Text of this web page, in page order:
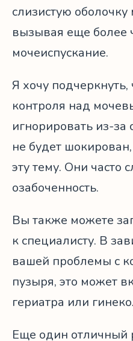
слизистую
вызывая еще более
мочеиспускание.
Я хочу
контроля над
игнорировать из-
не будет
эту тему. Они часто
озабоченность.
Вы также можете
к специалисту. В
вашей проблемы с
пузыря, это может
гериатра или
Еще один отличный